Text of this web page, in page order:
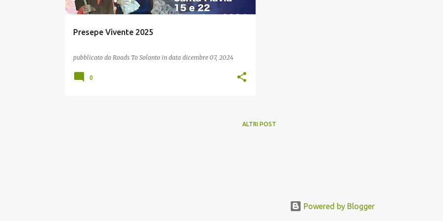
Presepe Vivente 2025
pubblicato da Roads To Solanto in data dicembre 07, 2024
0
ALTRI POST
Powered by Blogger